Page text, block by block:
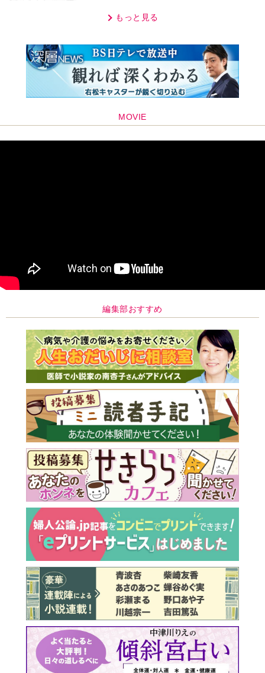
もっと見る
MOVIE
編集部おすすめ